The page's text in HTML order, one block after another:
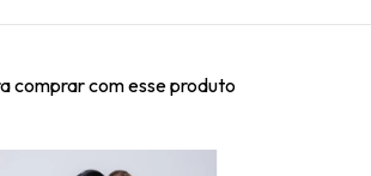
comprar com esse produto